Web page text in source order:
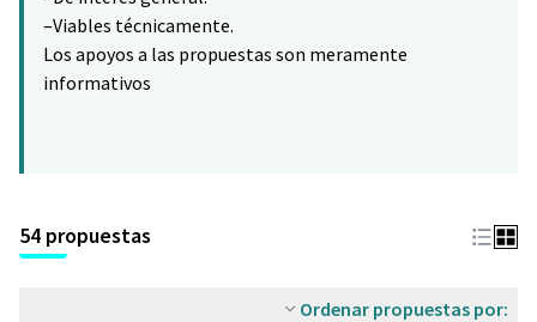
–Viables técnicamente.
Los apoyos a las propuestas son meramente
informativos
54 propuestas
Ordenar propuestas por: